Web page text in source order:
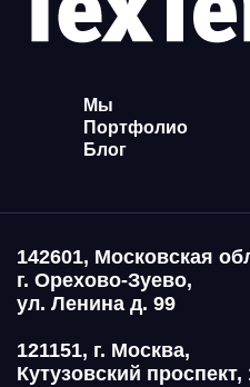
Мы
Портфолио
Блог
142601, Московская
г. Орехово-Зуево,
ул. Ленина д. 99
121151, г. Москва,
Кутузовский проспект,